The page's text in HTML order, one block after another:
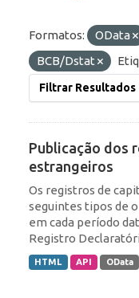
Formatos: OData
BCB/Dstat
Filtrar Resultados
Publicação dos
estrangeiros
Os registros de
seguintes tipos de
em cada período
Registro
HTML API OData